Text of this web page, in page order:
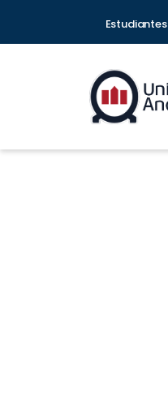
Estudiantes